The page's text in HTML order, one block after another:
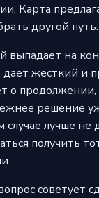
Карта
другой путь.
выпадает на
дает жесткий и
о продолжении,
решение
случае лучше не
получить
советует